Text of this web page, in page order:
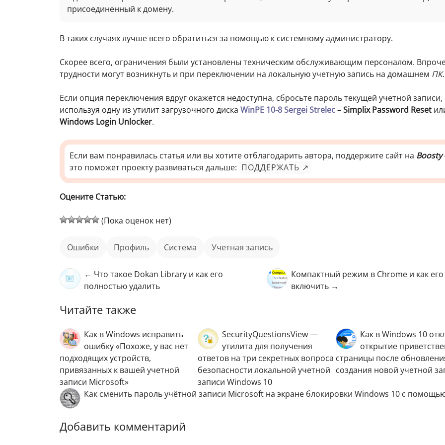
присоединенный к домену.
В таких случаях лучше всего обратиться за помощью к системному администратору.
Скорее всего, ограничения были установлены техническим обслуживающим персоналом.
трудности могут возникнуть и при переключении на локальную учетную запись на домашнем ПК.
Если опция переключения вдруг окажется недоступна, сбросьте пароль текущей учетной записи,
используя одну из утилит загрузочного диска WinPE 10-8 Sergei Strelec–Simplix Password Reset
Windows Login Unlocker.
Если вам понравилась статья или вы хотите отблагодарить автора, поддержите сайт на Boosty
это поможет проекту развиваться дальше: ПОДДЕРЖАТЬ ↗
Оцените Статью:
(Пока оценок нет)
ошибки профиль Система учетная запись
← Что такое Dokan Library и как его
полностью удалить
Компактный режим в Chrome и как его
включить →
Читайте также
Как в Windows исправить
ошибку «Похоже, у вас нет
подходящих устройств,
привязанных к вашей учетной
записи Microsoft»
SecurityQuestionsView —
утилита для получения
ответов на три секретных вопроса
безопасности локальной учетной
записи Windows 10
Как в Windows 10
открытие
страницы после
создания новой учетной
Как сменить пароль учётной записи Microsoft на экране блокировки Windows 10 с
Добавить комментарий